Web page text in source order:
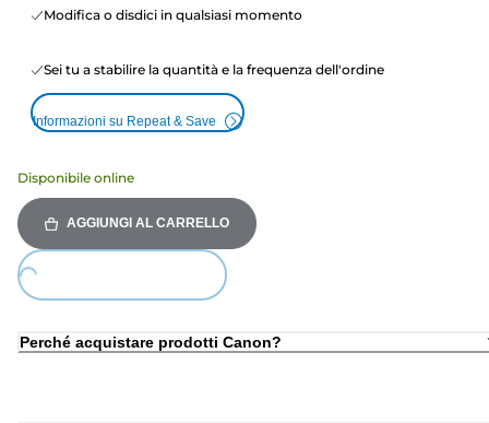
Modifica o disdici in qualsiasi momento
Sei tu a stabilire la quantità e la frequenza dell'ordine
Informazioni su Repeat & Save
Disponibile online
AGGIUNGI AL CARRELLO
Loading...
Perché acquistare prodotti Canon?